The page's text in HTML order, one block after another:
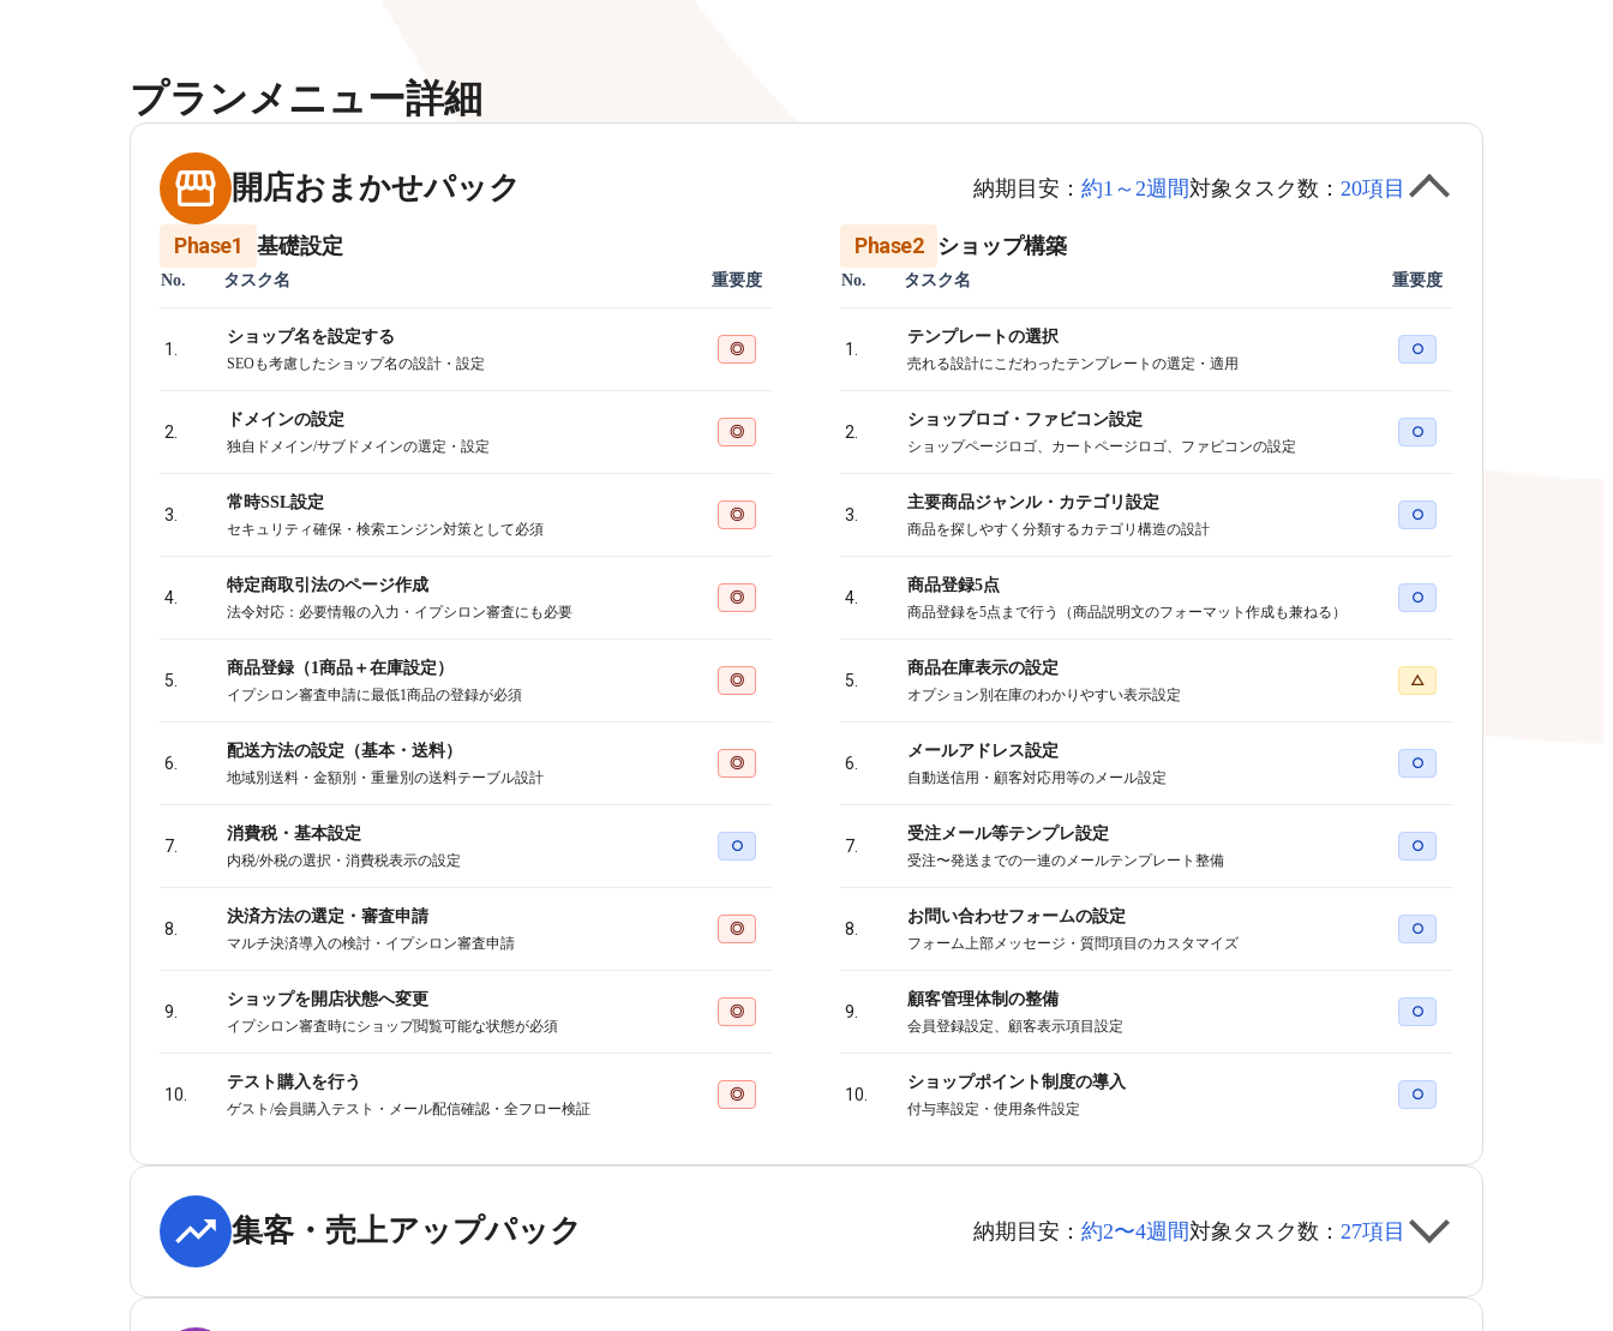
プランメニュー詳細
開店おまかせパック 納期目安： 約1～2週間対象タスク数： 20項目
Phase1 基礎設定
No. タスク名 重要度
1.
ショップ名を設定する
SEOも考慮したショップ名の設計・設定
◎
2.
ドメインの設定
独自ドメイン/サブドメインの選定・設定
◎
3.
常時SSL設定
セキュリティ確保・検索エンジン対策として必須
◎
4.
特定商取引法のページ作成
法令対応：必要情報の入力・イプシロン審査にも必要
◎
5.
商品登録（1商品＋在庫設定）
イプシロン審査申請に最低1商品の登録が必須
◎
6.
配送方法の設定（基本・送料）
地域別送料・金額別・重量別の送料テーブル設計
◎
7.
消費税・基本設定
内税/外税の選択・消費税表示の設定
○
8.
決済方法の選定・審査申請
マルチ決済導入の検討・イプシロン審査申請
◎
9.
ショップを開店状態へ変更
イプシロン審査時にショップ閲覧可能な状態が必須
◎
10.
テスト購入を行う
ゲスト/会員購入テスト・メール配信確認・全フロー検証
◎
Phase2 ショップ構築
No. タスク名 重要度
1.
テンプレートの選択
売れる設計にこだわったテンプレートの選定・適用
○
2.
ショップロゴ・ファビコン設定
ショップページロゴ、カートページロゴ、ファビコンの設定
○
3.
主要商品ジャンル・カテゴリ設定
商品を探しやすく分類するカテゴリ構造の設計
○
4.
商品登録5点
商品登録を5点まで行う（商品説明文のフォーマット作成も兼ねる）
○
5.
商品在庫表示の設定
オプション別在庫のわかりやすい表示設定
△
6.
メールアドレス設定
自動送信用・顧客対応用等のメール設定
○
7.
受注メール等テンプレ設定
受注〜発送までの一連のメールテンプレート整備
○
8.
お問い合わせフォームの設定
フォーム上部メッセージ・質問項目のカスタマイズ
○
9.
顧客管理体制の整備
会員登録設定、顧客表示項目設定
○
10.
ショップポイント制度の導入
付与率設定・使用条件設定
○
集客・売上アップパック 納期目安： 約2〜4週間対象タスク数： 27項目